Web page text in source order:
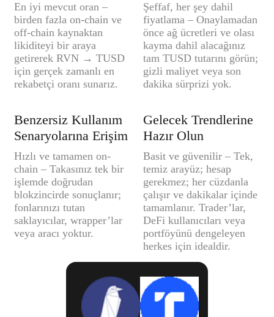
En iyi mevcut oran –
birden fazla on-chain ve
off-chain kaynaktan
likiditeyi bir araya
getirerek RVN → TUSD
için gerçek zamanlı en
rekabetçi oranı sunarız.
Benzersiz Kullanım
Senaryolarına Erişim
Hızlı ve tamamen on-
chain – Takasınız tek bir
işlemde doğrudan
blokzincirde sonuçlanır;
fonlarınızı tutan
saklayıcılar, wrapper’lar
veya aracı yoktur.
Şeffaf, her şey dahil
fiyatlama – Onaylamadan
önce ağ ücretleri ve olası
kayma dahil alacağınız
tam TUSD tutarını görün;
gizli maliyet veya son
dakika sürprizi yok.
Gelecek Trendlerine
Hazır Olun
Basit ve güvenilir – Tek,
temiz arayüz; hesap
gerekmez; her cüzdanla
çalışır ve dakikalar içinde
tamamlanır. Trader’lar,
DeFi kullanıcıları veya
portföyünü dengeleyen
herkes için idealdir.